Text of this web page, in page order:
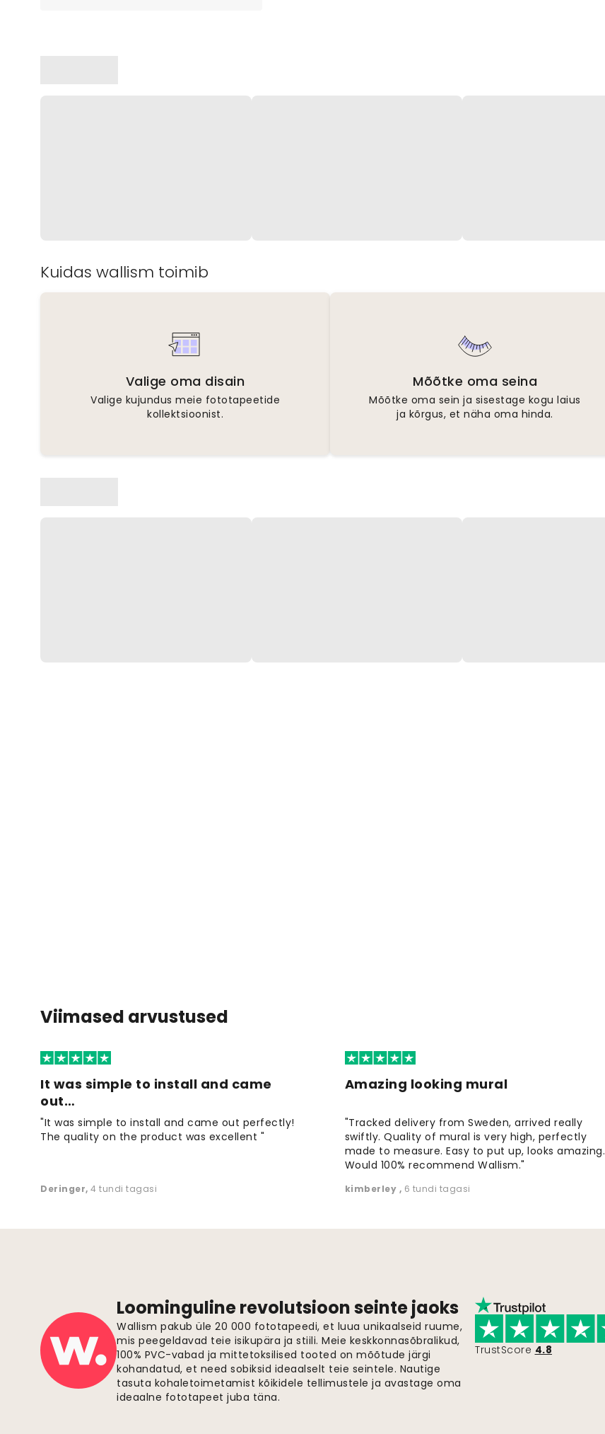
Kuidas wallism toimib
Valige oma disain
Valige kujundus meie fototapeetide
kollektsioonist.
Mõõtke oma seina
Mõõtke oma sein ja sisestage kogu laius
ja kõrgus, et näha oma hinda.
Viimased arvustused
It was simple to install and came
out…
"It was simple to install and came out perfectly!
The quality on the product was excellent "
Deringer, 4 tundi tagasi
Amazing looking mural
"Tracked delivery from Sweden, arrived really
swiftly. Quality of mural is very high, perfectly
made to measure. Easy to put up, looks amazing.
Would 100% recommend Wallism."
kimberley , 6 tundi tagasi
Loominguline revolutsioon seinte jaoks
Wallism pakub üle 20 000 fototapeedi, et luua unikaalseid ruume,
mis peegeldavad teie isikupära ja stiili. Meie keskkonnasõbralikud,
100% PVC-vabad ja mittetoksilised tooted on mõõtude järgi
kohandatud, et need sobiksid ideaalselt teie seintele. Nautige
tasuta kohaletoimetamist kõikidele tellimustele ja avastage oma
ideaalne fototapeet juba täna.
TrustScore 4.8